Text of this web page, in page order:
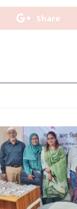
Share